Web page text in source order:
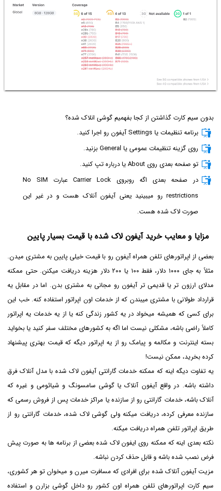
بدون سیم کارت گذاشتن از کجا بفهمیم گوشی انلاک شده؟
برنامه تنظیمات یا Settings آیفون رو اجرا کنید.
روی گزینه تنظیمات عمومی یا General بزنید.
تو صفحه بعدی روی About یا درباره تپ کنید.
در صفحه بعدی اگه روبروی Carrier Lock عبارت No SIM
restrictions رو میبینید یعنی آیفون آنلاک هست و در غیر این
صورت لاک شده هست.
مزایا و معایب خرید آیفون لاک شده با قیمت بسیار پایین
بعضی از اپراتورهای تلفن همراه آیفون رو با قیمت خیلی پایین به مشتری میدن.
مثلاً به جای ۱۰۰۰ دلار، فقط ۱۰۰ یا ۲۰۰ دلار هزینه دریافت میکنن. حتی ممکنه
مدلای ارزون تر یا قدیمی تر آیفون رو مجانی به مشتری بدن. اما در مقابل یه
قرارداد طولانی با مشتری میبندن که از خدمات اون اپراتور استفاده کنه. خب این
برای کسی که همیشه میخواد در یه کشور زندگی کنه یا از یه خدمات یه اپراتور
کاملاً راضی باشه، مشکلی نیست اما اگه به کشورهای مختلف سفر کنید یا بخواید
بسته اینترنت و مکالمه و پیامک رو از یه اپراتور دیگه که قیمت بهتری پیشنهاد
کرده بخرید، ممکن نیست!
یه تفاوت دیگه اینه که ممکنه خدمات گارانتی آیفون لاک شده با مدل آنلاک فرق
داشته باشه. در واقع آیفون آنلاک یا گوشی سامسونگ و شیائومی و غیره که
آنلاک باشه، خدمات گارانتی رو از سازنده یا مراکز خدمات پس از فروش رسمی که
سازنده معرفی کرده، دریافت میکنه ولی گوشی لاک شده، خدمات گارانتی رو از
طریق اپراتور تلفن همراه دریافت میکنه.
نکته بعدی اینه که ممکنه روی ایفون لاک شده بعضی از برنامه ها به صورت پیش
فرض نصب شده باشه و قابل حذف کردن نباشه.
مزیت آیفون آنلاک شده برای افرادی که مسافرت میرن و میخوان تو هر کشوری،
سیم کارت اپراتورهای تلفن همراه اون کشور رو داخل گوشی بزارن و استفاده